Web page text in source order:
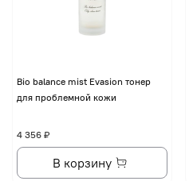
Bio balance mist Evasion тонер
для проблемной кожи
4 356 ₽
В корзину